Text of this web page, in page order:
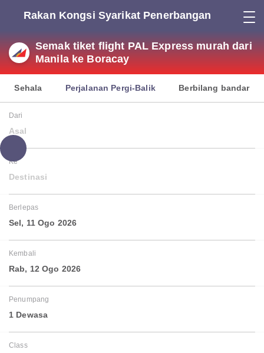
Rakan Kongsi Syarikat Penerbangan
Semak tiket flight PAL Express murah dari
Manila ke Boracay
Sehala Perjalanan Pergi-Balik Berbilang bandar
Dari
Asal
Ke
Destinasi
Berlepas
Sel, 11 Ogo 2026
Kembali
Rab, 12 Ogo 2026
Penumpang
1 Dewasa
Class